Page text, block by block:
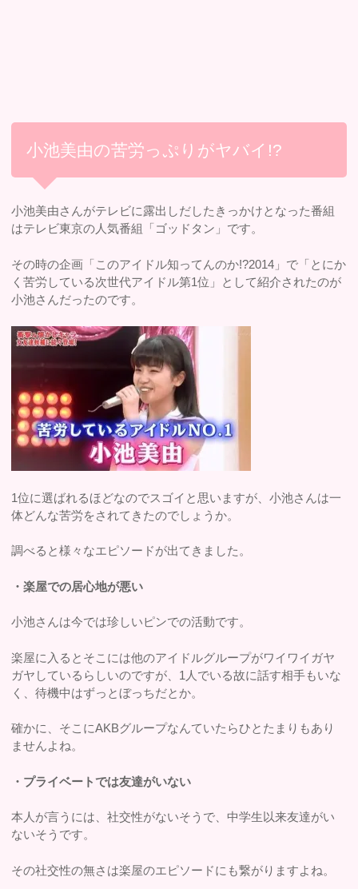
小池美由の苦労っぷりがヤバイ!?
小池美由さんがテレビに露出しだしたきっかけとなった番組
はテレビ東京の人気番組「ゴッドタン」です。
その時の企画「このアイドル知ってんのか!?2014」で「とにか
く苦労している次世代アイドル第1位」として紹介されたのが
小池さんだったのです。
1位に選ばれるほどなのでスゴイと思いますが、小池さんは一
体どんな苦労をされてきたのでしょうか。
調べると様々なエピソードが出てきました。
・楽屋での居心地が悪い
小池さんは今では珍しいピンでの活動です。
楽屋に入るとそこには他のアイドルグループがワイワイガヤ
ガヤしているらしいのですが、1人でいる故に話す相手もいな
く、待機中はずっとぼっちだとか。
確かに、そこにAKBグループなんていたらひとたまりもあり
ませんよね。
・プライベートでは友達がいない
本人が言うには、社交性がないそうで、中学生以来友達がい
ないそうです。
その社交性の無さは楽屋のエピソードにも繋がりますよね。